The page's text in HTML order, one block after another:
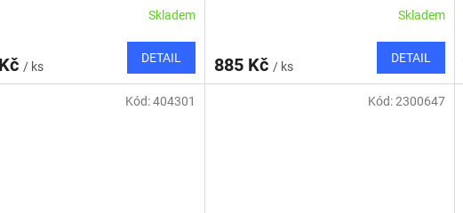
Skladem
/ ks
DETAIL
Skladem
885 Kč / ks
DETAIL
Kód:404301 Kód:2300647